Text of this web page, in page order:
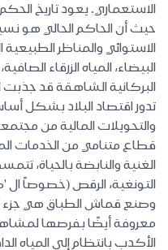
حيث أن الحاكم الحالي هو
الاستوائي والمناظر
البيضاء، المياه الزرقاء
البركانية الشاهقة قد جذبت
تدور اقتصاد البلاد بشكل
والتحويلات المالية من
قطاع متنامي من الخدمات
الغنية والنابضة بالحياة،
التونغية، الرقص (خصوصاً ال
وصنع قماش الطباق هي جزء لا
معروفة أيضًا بفرصها
الأكدب بانتظام إلى المياه